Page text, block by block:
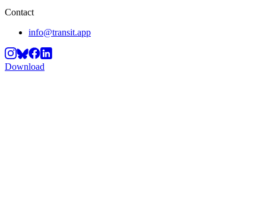
Contact
info@transit.app
Download